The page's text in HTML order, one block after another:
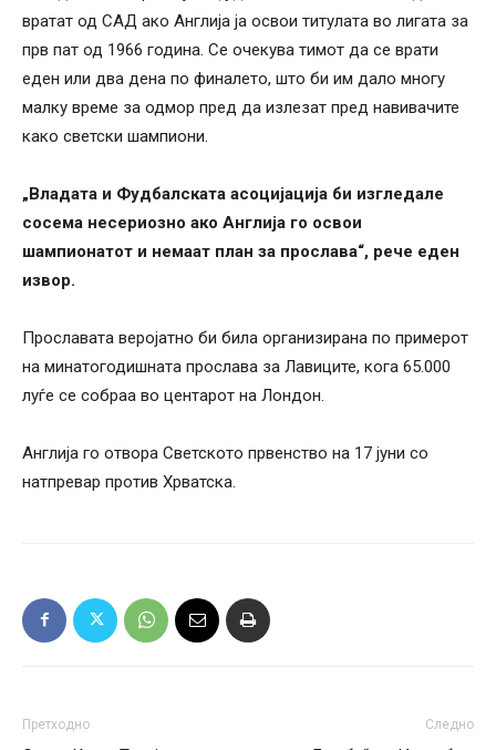
вратат од САД ако Англија ја освои титулата во лигата за
прв пат од 1966 година. Се очекува тимот да се врати
еден или два дена по финалето, што би им дало многу
малку време за одмор пред да излезат пред навивачите
како светски шампиони.
„Владата и Фудбалската асоцијација би изгледале
сосема несериозно ако Англија го освои
шампионатот и немаат план за прослава“, рече еден
извор.
Прославата веројатно би била организирана по примерот
на минатогодишната прослава за Лавиците, кога 65.000
луѓе се собраа во центарот на Лондон.
Англија го отвора Светското првенство на 17 јуни со
натпревар против Хрватска.
Претходно Следно